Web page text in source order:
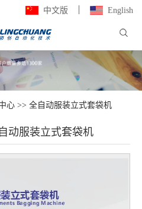
中文版 English
心 >> 全自动服装立式套袋机
动服装立式套袋机